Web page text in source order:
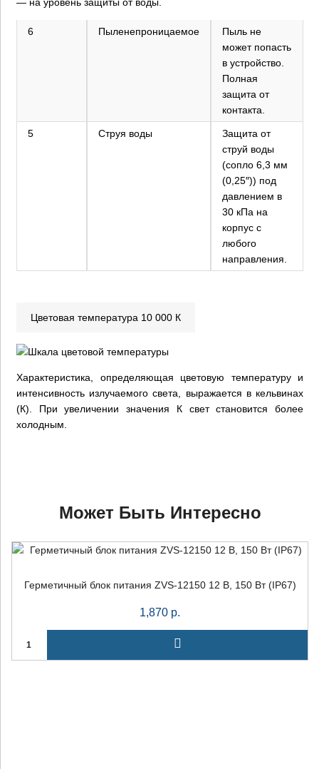
— на уровень защиты от воды.
6 Пыленепроницаемое
Пыль не
может попасть
в устройство.
Полная
защита от
контакта.
5 Струя воды
Защита от
струй воды
(сопло 6,3 мм
(0,25″)) под
давлением в
30 кПа на
корпус с
любого
направления.
Цветовая температура 10 000 К
Характеристика, определяющая цветовую температуру и
интенсивность излучаемого света, выражается в кельвинах
(К). При увеличении значения К свет становится более
холодным.
Может Быть Интересно
Герметичный блок питания ZVS-12150 12 В, 150 Вт (IP67)
1,870 р.
×